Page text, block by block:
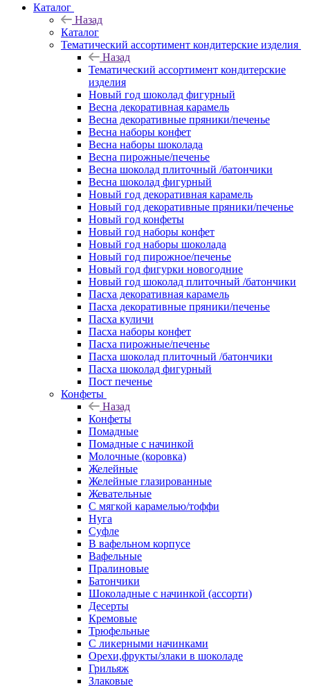
Каталог
Назад
Каталог
Тематический ассортимент кондитерские изделия
Назад
Тематический ассортимент кондитерские
изделия
Новый год шоколад фигурный
Весна декоративная карамель
Весна декоративные пряники/печенье
Весна наборы конфет
Весна наборы шоколада
Весна пирожные/печенье
Весна шоколад плиточный /батончики
Весна шоколад фигурный
Новый год декоративная карамель
Новый год декоративные пряники/печенье
Новый год конфеты
Новый год наборы конфет
Новый год наборы шоколада
Новый год пирожное/печенье
Новый год фигурки новогодние
Новый год шоколад плиточный /батончики
Пасха декоративная карамель
Пасха декоративные пряники/печенье
Пасха куличи
Пасха наборы конфет
Пасха пирожные/печенье
Пасха шоколад плиточный /батончики
Пасха шоколад фигурный
Пост печенье
Конфеты
Назад
Конфеты
Помадные
Помадные с начинкой
Молочные (коровка)
Желейные
Желейные глазированные
Жевательные
С мягкой карамелью/тоффи
Нуга
Суфле
В вафельном корпусе
Вафельные
Пралиновые
Батончики
Шоколадные с начинкой (ассорти)
Десерты
Кремовые
Трюфельные
С ликерными начинками
Орехи,фрукты/злаки в шоколаде
Грильяж
Злаковые